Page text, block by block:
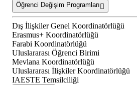
Öğrenci Değişim Programları
Dış İlişkiler Genel Koordinatörlüğü
Erasmus+ Koordinatörlüğü
Farabi Koordinatörlüğü
Uluslararası Öğrenci Birimi
Mevlana Koordinatörlüğü
Uluslararası İlişkiler Koordinatörlüğü
IAESTE Temsilciliği